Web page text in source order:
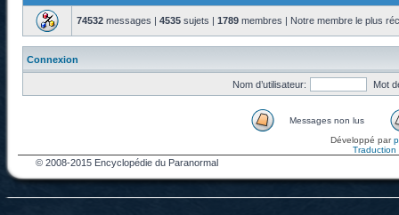
74532 messages | 4535 sujets | 1789 membres | Notre membre le plus
Connexion
Nom d’utilisateur: Mot
Messages non lus
Développé par
Traduction
© 2008-2015 Encyclopédie du Paranormal